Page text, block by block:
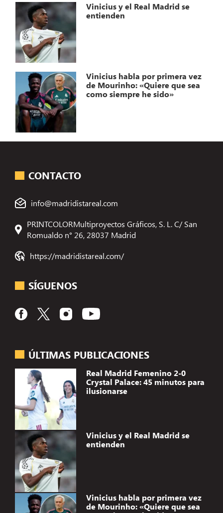
Vinicius y el Real Madrid se
entienden
Vinicius habla por primera vez
de Mourinho: «Quiere que sea
como siempre he sido»
ÚLTIMAS PUBLICACIONES
Real Madrid Femenino 2-0
Crystal Palace: 45 minutos para
ilusionarse
Vinicius y el Real Madrid se
entienden
Vinicius habla por primera vez
de Mourinho: «Quiere que sea
CONTACTO
info@madridistareal.com
PRINTCOLORMultiproyectos Gráficos, S. L. C/ San
Romualdo n° 26, 28037 Madrid
https://madridistareal.com/
SÍGUENOS